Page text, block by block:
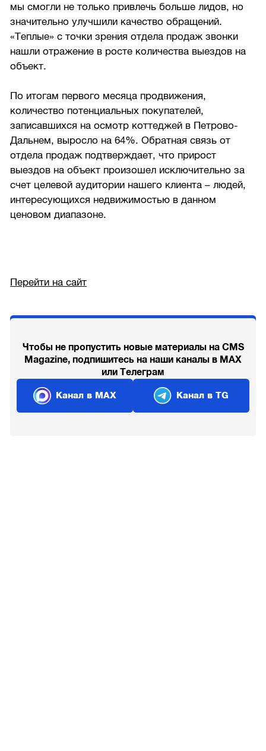
мы смогли не только привлечь больше лидов, но
значительно улучшили качество обращений.
«Теплые» с точки зрения отдела продаж звонки
нашли отражение в росте количества выездов на
объект.
По итогам первого месяца продвижения,
количество потенциальных покупателей,
записавшихся на осмотр коттеджей в Петрово-
Дальнем, выросло на 64%. Обратная связь от
отдела продаж подтверждает, что прирост
выездов на объект произошел исключительно за
счет целевой аудитории нашего клиента – людей,
интересующихся недвижимостью в данном
ценовом диапазоне.
Перейти на сайт
Чтобы не пропустить новые материалы на CMS
Magazine, подпишитесь на наши каналы в MAX
или Телеграм
Канал в MAX Канал в TG